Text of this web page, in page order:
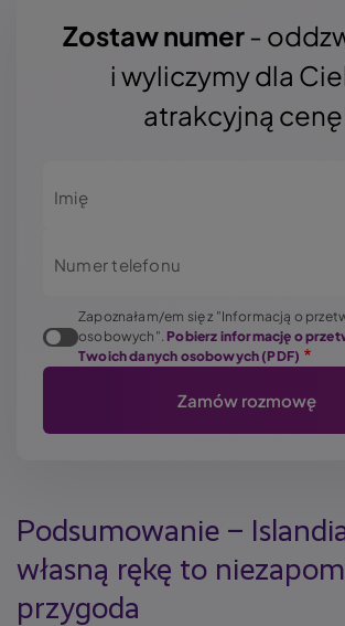
Zostaw numer-
i wyliczymy dla
atrakcyjną
Imię
Numer telefonu
Zapoznałam/em się z "Informacją o
osobowych". Pobierz informację o
Twoich danych osobowych (PDF)
Podsumowanie –
własną rękę to
przygoda